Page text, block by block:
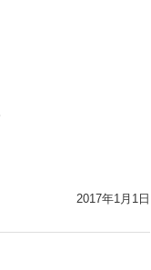
2017年1月1日